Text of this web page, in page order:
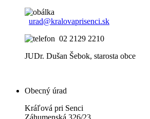
urad@kralovaprisenci.sk
02 2129 2210
JUDr. Dušan Šebok, starosta obce
Obecný úrad
Kráľová pri Senci